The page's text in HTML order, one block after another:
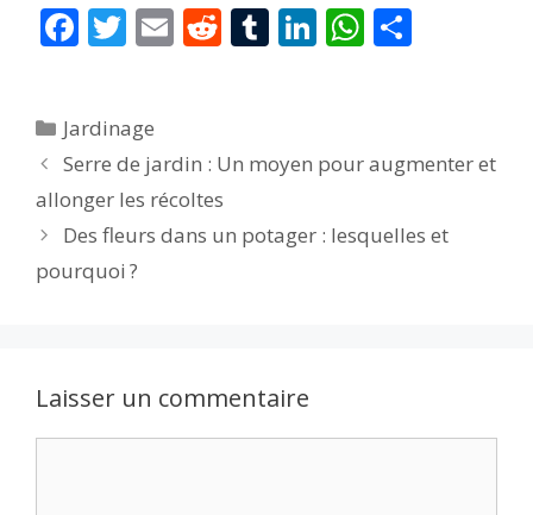
F
b
o
o
k
T
er
E R
t
T
r
Li
dI
n
W
A
p
er
Catégories
Jardinage
Serre de jardin : Un moyen pour augmenter et
allonger les récoltes
Des fleurs dans un potager : lesquelles et
pourquoi ?
Laisser un commentaire